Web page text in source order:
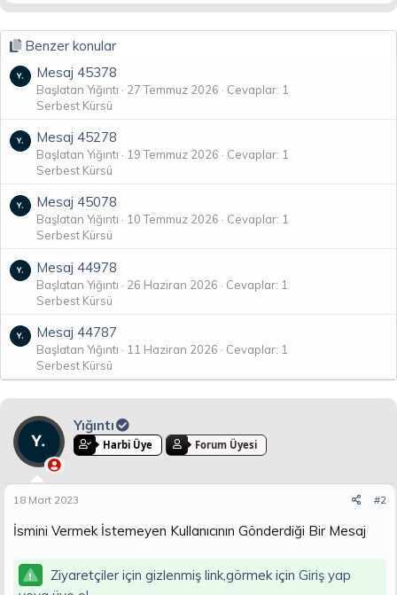
Benzer konular
Mesaj 45378
Başlatan Yığıntı 27 Temmuz 2026
Cevaplar: 1
Serbest Kürsü
Mesaj 45278
Başlatan Yığıntı 19 Temmuz 2026
Cevaplar: 1
Serbest Kürsü
Mesaj 45078
Başlatan Yığıntı 10 Temmuz 2026
Cevaplar: 1
Serbest Kürsü
Mesaj 44978
Başlatan Yığıntı 26 Haziran 2026
Cevaplar: 1
Serbest Kürsü
Mesaj 44787
Başlatan Yığıntı 11 Haziran 2026
Cevaplar: 1
Serbest Kürsü
Yığıntı
Harbi Üye Forum Üyesi
18 Mart 2023 #2
İsmini Vermek İstemeyen Kullanıcının Gönderdiği Bir Mesaj
Ziyaretçiler için gizlenmiş link,görmek için Giriş yap